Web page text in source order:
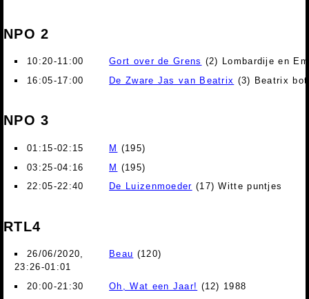
NPO 2
10:20-11:00 Gort over de Grens (2) Lombardije en
16:05-17:00
De Zware Jas van Beatrix (3) Beatrix
NPO 3
01:15-02:15 M (195)
03:25-04:16
M (195)
22:05-22:40
De Luizenmoeder (17) Witte puntjes
RTL4
26/06/2020,
23:26-01:01
Beau (120)
20:00-21:30 Oh, Wat een Jaar! (12) 1988